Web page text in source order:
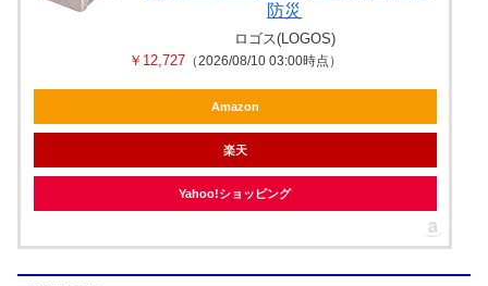
防災
ロゴス(LOGOS)
￥12,727 （2026/08/10 03:00時点）
Amazon
楽天
Yahoo!ショッピング